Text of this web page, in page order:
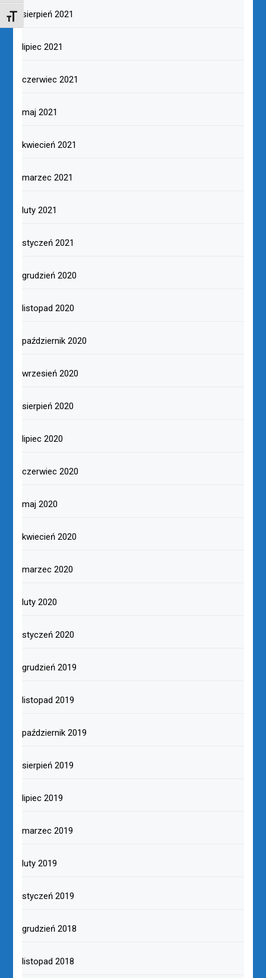
TOGGLE FONT SIZE
sierpień 2021
lipiec 2021
czerwiec 2021
maj 2021
kwiecień 2021
marzec 2021
luty 2021
styczeń 2021
grudzień 2020
listopad 2020
październik 2020
wrzesień 2020
sierpień 2020
lipiec 2020
czerwiec 2020
maj 2020
kwiecień 2020
marzec 2020
luty 2020
styczeń 2020
grudzień 2019
listopad 2019
październik 2019
sierpień 2019
lipiec 2019
marzec 2019
luty 2019
styczeń 2019
grudzień 2018
listopad 2018